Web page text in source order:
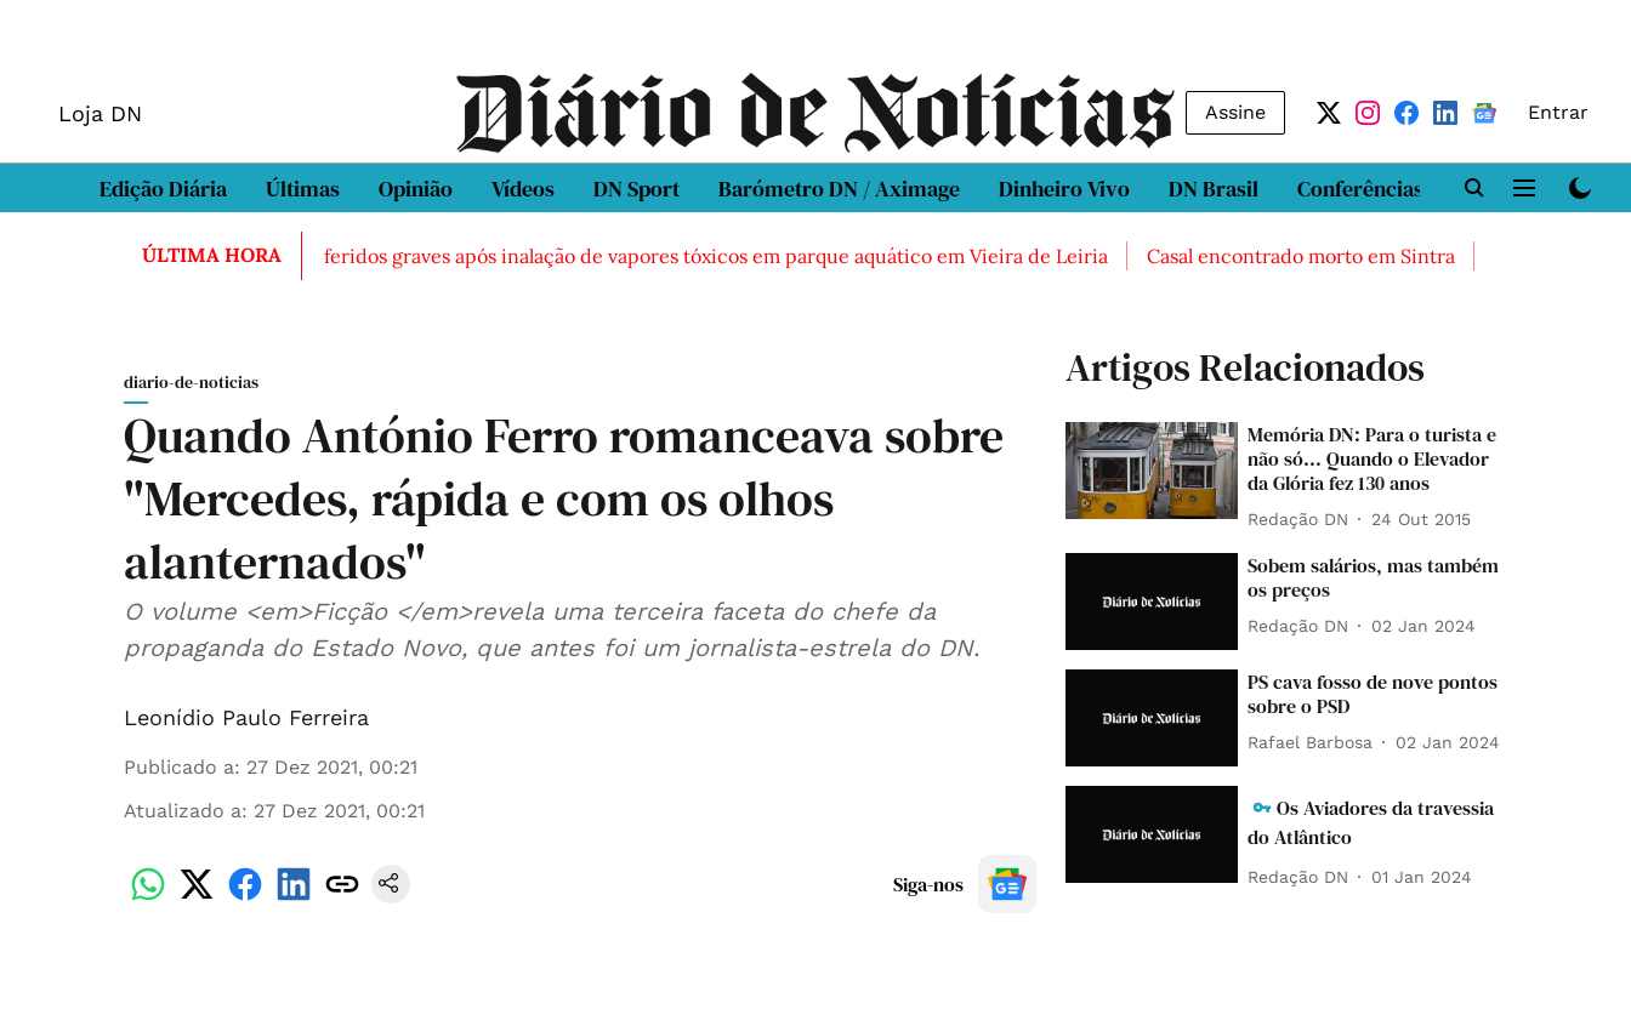
Loja DN Assine Entrar
Edição Diária Últimas Opinião Vídeos DN Sport Barómetro DN / Aximage Dinheiro Vivo DN Brasil Conferências DN LAB
ÚLTIMA HORA
morto em Sintra Três feridos graves após inalação de vapores tóxicos em parque aquático em Vieira de Leiria Casal encontrado morto em Sintra Três feridos graves
diario-de-noticias
Quando António Ferro romanceava sobre
"Mercedes, rápida e com os olhos
alanternados"
O volume <em>Ficção </em>revela uma terceira faceta do chefe da
propaganda do Estado Novo, que antes foi um jornalista-estrela do DN.
Leonídio Paulo Ferreira
Publicado a: 27 Dez 2021, 00:21
Atualizado a: 27 Dez 2021, 00:21
Siga-nos
Artigos Relacionados
Memória DN: Para o turista e
não só... Quando o Elevador
da Glória fez 130 anos
Redação DN 24 Out 2015
Sobem salários, mas também
os preços
Redação DN 02 Jan 2024
PS cava fosso de nove pontos
sobre o PSD
Rafael Barbosa 02 Jan 2024
Os Aviadores da travessia
do Atlântico
Redação DN 01 Jan 2024